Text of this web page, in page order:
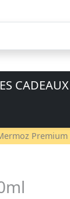
CADEAUX
Premium